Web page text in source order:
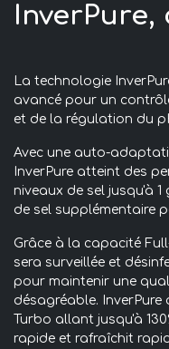
InverPure,
La technologie
avancé pour un
et de la régulation du
Avec une auto-
InverPure atteint des
niveaux de sel jusqu'à
de sel supplémentaire
Grâce à la capacité
sera surveillée et
pour maintenir une
désagréable.
Turbo allant jusqu'à
rapide et rafraîchit